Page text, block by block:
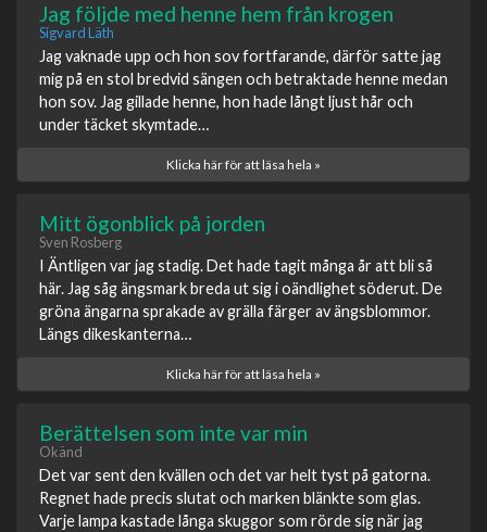
Jag följde med henne hem från krogen
Sigvard Läth
Jag vaknade upp och hon sov fortfarande, därför satte jag
mig på en stol bredvid sängen och betraktade henne medan
hon sov. Jag gillade henne, hon hade långt ljust hår och
under täcket skymtade…
Klicka här för att läsa hela »
Mitt ögonblick på jorden
Sven Rosberg
I Äntligen var jag stadig. Det hade tagit många år att bli så
här. Jag såg ängsmark breda ut sig i oändlighet söderut. De
gröna ängarna sprakade av grälla färger av ängsblommor.
Längs dikeskanterna…
Klicka här för att läsa hela »
Berättelsen som inte var min
Okänd
Det var sent den kvällen och det var helt tyst på gatorna.
Regnet hade precis slutat och marken blänkte som glas.
Varje lampa kastade långa skuggor som rörde sig när jag